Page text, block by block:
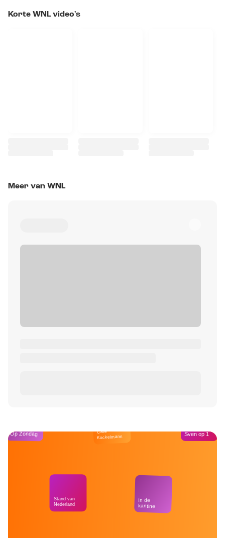
Korte WNL video's
Meer van WNL
Op Zondag
Stand van
Nederland
Café
Kockelmann
In de
kantine
Sven op 1